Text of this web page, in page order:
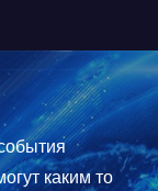
каким то